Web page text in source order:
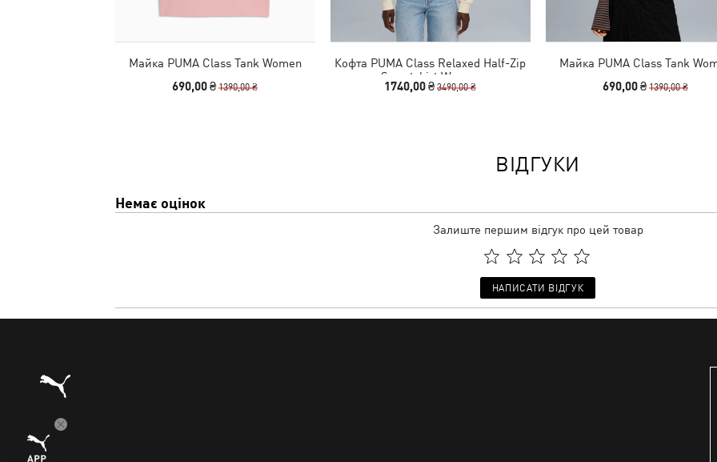
Майка PUMA Class Tank Women
690,00 ₴1390,00 ₴
Кофта PUMA Class Relaxed Half-Zip
Sweatshirt Women
1740,00 ₴3490,00 ₴
Майка PUMA Class Tank
690,00 ₴1390,00 ₴
ВІДГУКИ
Немає оцінок
Залиште першим відгук про цей товар
НАПИСАТИ ВІДГУК